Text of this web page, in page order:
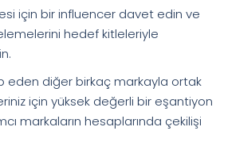
için bir influencer davet edin ve
hedef kitleleriyle
eden diğer birkaç markayla ortak
için yüksek değerli bir eşantiyon
markaların hesaplarında çekilişi